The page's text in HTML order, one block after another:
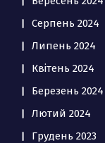
Серпень 2024
Липень 2024
Квітень 2024
Березень 2024
Лютий 2024
Грудень 2023